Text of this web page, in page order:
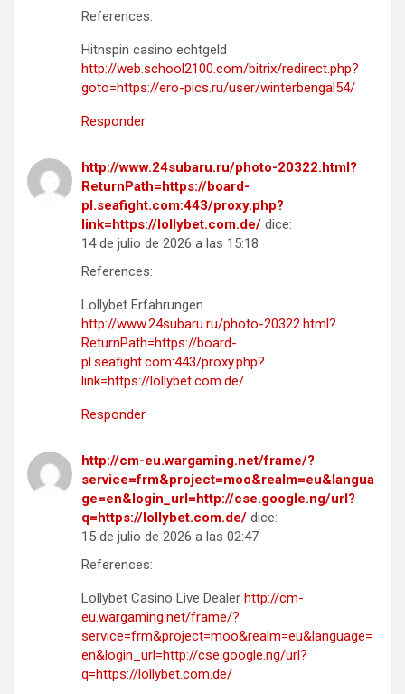
References:
Hitnspin casino echtgeld
http://web.school2100.com/bitrix/redirect.php?
goto=https://ero-pics.ru/user/winterbengal54/
Responder
http://www.24subaru.ru/photo-20322.html?
ReturnPath=https://board-
pl.seafight.com:443/proxy.php?
link=https://lollybet.com.de/ dice:
14 de julio de 2026 a las 15:18
References:
Lollybet Erfahrungen
http://www.24subaru.ru/photo-20322.html?
ReturnPath=https://board-
pl.seafight.com:443/proxy.php?
link=https://lollybet.com.de/
Responder
http://cm-eu.wargaming.net/frame/?
service=frm&project=moo&realm=eu&langua
ge=en&login_url=http://cse.google.ng/url?
q=https://lollybet.com.de/ dice:
15 de julio de 2026 a las 02:47
References:
Lollybet Casino Live Dealer http://cm-
eu.wargaming.net/frame/?
service=frm&project=moo&realm=eu&language=
en&login_url=http://cse.google.ng/url?
q=https://lollybet.com.de/